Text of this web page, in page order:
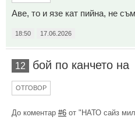
Аве, то и язе кат пийна, не
18:50 17.06.2026
12 бой по канчето на
ОТГОВОР
До коментар #6 от "НАТО сайз